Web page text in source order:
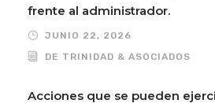
frente al administrador.
JUNIO 22, 2026
DE TRINIDAD & ASOCIADOS
Acciones que se pueden